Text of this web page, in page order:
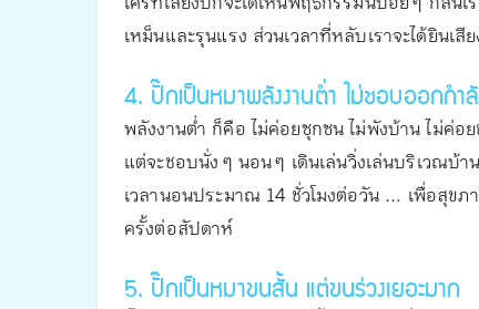
เหม็นและรุนแรง ส่วนเวลาที่หลับเราจะได้ยินเสี
4. ปั๊กเป็นหมาพลังงานต่ำ ไม่ชอบออกกำ
พลังงานต่ำ ก็คือ ไม่ค่อยซุกซน ไม่พังบ้าน ไม่ค่
แต่จะชอบนั่ง ๆ นอน ๆ เดินเล่นวิ่งเล่นบริเวณบ้
เวลานอนประมาณ 14 ชั่วโมงต่อวัน ... เพื่อสุข
ครั้งต่อสัปดาห์
5. ปั๊กเป็นหมาขนสั้น แต่ขนร่วงเยอะมาก